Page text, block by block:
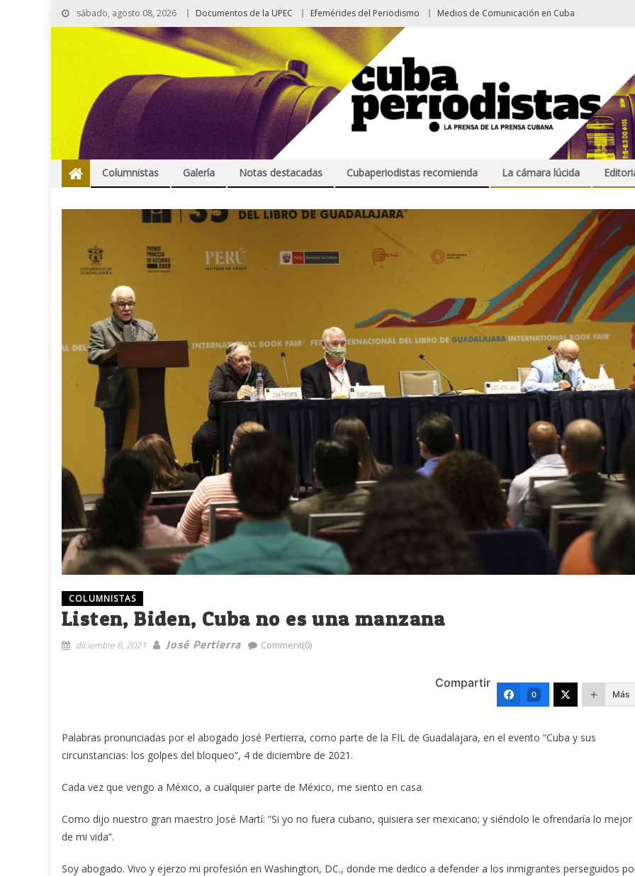
sábado, agosto 08, 2026 Documentos de la UPEC Efemérides del Periodismo Medios de Comunicación en Cuba
Columnistas Galería Notas destacadas Cubaperiodistas recomienda La cámara lúcida
COLUMNISTAS
Listen, Biden, Cuba no es una manzana
diciembre 6, 2021 José Pertierra Comment(0)
Compartir
0 Más
Palabras pronunciadas por el abogado José Pertierra, como parte de la FIL de Guadalajara, en el evento “Cuba y sus
circunstancias: los golpes del bloqueo”, 4 de diciembre de 2021.
Cada vez que vengo a México, a cualquier parte de México, me siento en casa.
Como dijo nuestro gran maestro José Martí: “Si yo no fuera cubano, quisiera ser mexicano; y siéndolo le ofrendaría lo mejor
de mi vida”.
Soy abogado. Vivo y ejerzo mi profesión en Washington, DC., donde me dedico a defender a los inmigrantes perseguidos